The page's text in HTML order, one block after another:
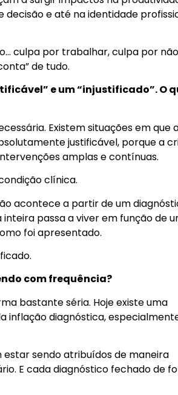
e até na identidade
culpa por trabalhar, culpa por não
de tudo.
e um “injustificado”. O
Existem situações em que
justificável, porque a
amplas e contínuas.
clínica.
acontece a partir de um
passa a viver em função de
foi apresentado.
com frequência?
bastante séria. Hoje existe uma
inflação diagnóstica,
estar sendo atribuídos de maneira
E cada diagnóstico fechado de